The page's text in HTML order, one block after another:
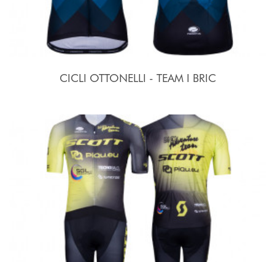
CICLI OTTONELLI - TEAM I BRIC